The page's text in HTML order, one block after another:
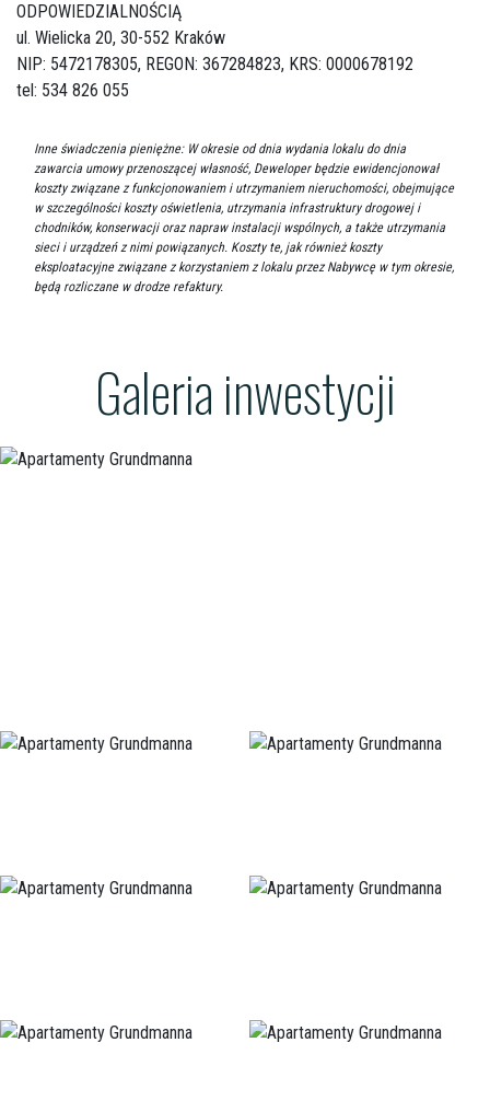
ODPOWIEDZIALNOŚCIĄ
ul. Wielicka 20, 30-552 Kraków
NIP: 5472178305, REGON: 367284823, KRS: 0000678192
tel: 534 826 055
Inne świadczenia pieniężne: W okresie od dnia wydania lokalu do dnia
zawarcia umowy przenoszącej własność, Deweloper będzie ewidencjonował
koszty związane z funkcjonowaniem i utrzymaniem nieruchomości, obejmujące
w szczególności koszty oświetlenia, utrzymania infrastruktury drogowej i
chodników, konserwacji oraz napraw instalacji wspólnych, a także utrzymania
sieci i urządzeń z nimi powiązanych. Koszty te, jak również koszty
eksploatacyjne związane z korzystaniem z lokalu przez Nabywcę w tym okresie,
będą rozliczane w drodze refaktury.
Galeria inwestycji